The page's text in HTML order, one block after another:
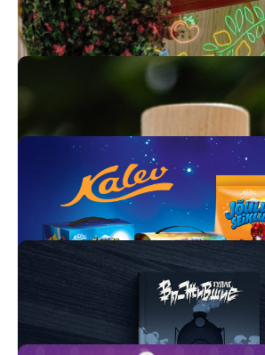
Дизайн сувенирной
Музеев Московского
Иллюстрация для
Пицца + Мимимишки
Упаковка для сети кафе
Анимационные ролики
рисованной вселенной